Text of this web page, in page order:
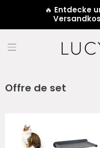
🔥 Entdecke
Offre de set